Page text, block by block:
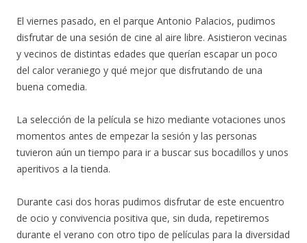
El viernes pasado, en el parque Antonio Palacios, pudimos
disfrutar de una sesión de cine al aire libre. Asistieron vecinas
y vecinos de distintas edades que querían escapar un poco
del calor veraniego y qué mejor que disfrutando de una
buena comedia.
La selección de la película se hizo mediante votaciones unos
momentos antes de empezar la sesión y las personas
tuvieron aún un tiempo para ir a buscar sus bocadillos y unos
aperitivos a la tienda.
Durante casi dos horas pudimos disfrutar de este encuentro
de ocio y convivencia positiva que, sin duda, repetiremos
durante el verano con otro tipo de películas para la diversidad